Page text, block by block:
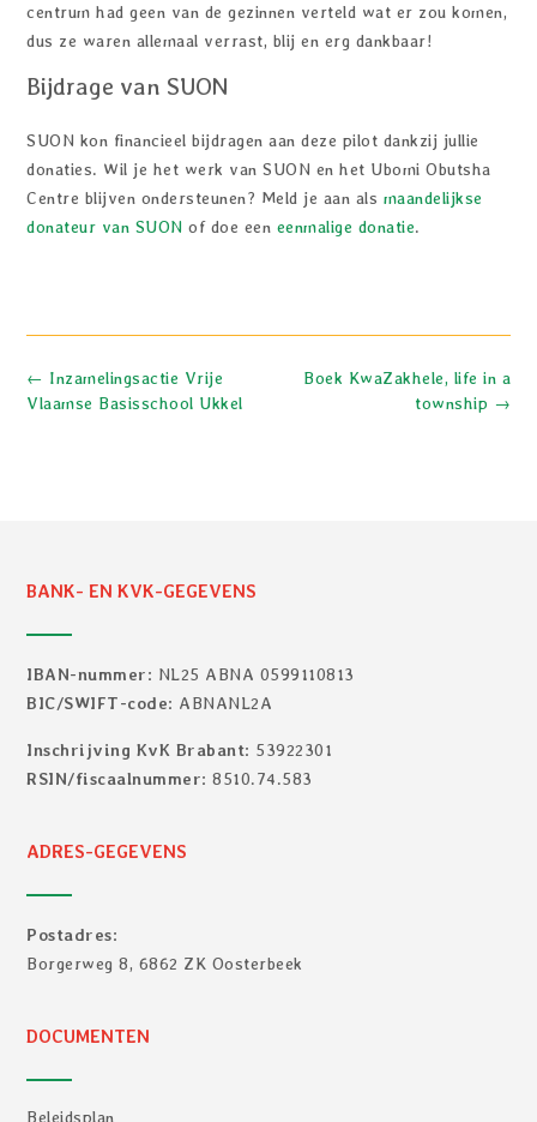
centrum had geen van de gezinnen verteld wat er zou komen,
dus ze waren allemaal verrast, blij en erg dankbaar!
Bijdrage van SUON
SUON kon financieel bijdragen aan deze pilot dankzij jullie
donaties. Wil je het werk van SUON en het Ubomi Obutsha
Centre blijven ondersteunen? Meld je aan als maandelijkse
donateur van SUON of doe een eenmalige donatie.
Bericht
navigatie
Boek KwaZakhele, life in a
township →
← Inzamelingsactie Vrije
Vlaamse Basisschool Ukkel
BANK- EN KVK-GEGEVENS
IBAN-nummer: NL25 ABNA 0599110813
BIC/SWIFT-code: ABNANL2A
Inschrijving KvK Brabant: 53922301
RSIN/fiscaalnummer: 8510.74.583
ADRES-GEGEVENS
Postadres:
Borgerweg 8, 6862 ZK Oosterbeek
DOCUMENTEN
Beleidsplan